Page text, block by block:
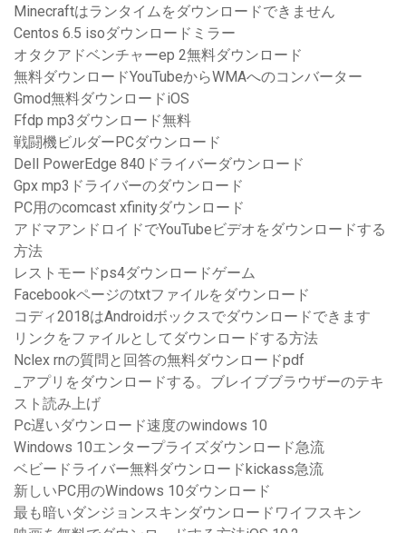
Minecraftはランタイムをダウンロードできません
Centos 6.5 isoダウンロードミラー
オタクアドベンチャーep 2無料ダウンロード
無料ダウンロードYouTubeからWMAへのコンバーター
Gmod無料ダウンロードiOS
Ffdp mp3ダウンロード無料
戦闘機ビルダーPCダウンロード
Dell PowerEdge 840ドライバーダウンロード
Gpx mp3ドライバーのダウンロード
PC用のcomcast xfinityダウンロード
アドマアンドロイドでYouTubeビデオをダウンロードする
方法
レストモードps4ダウンロードゲーム
Facebookページのtxtファイルをダウンロード
コディ2018はAndroidボックスでダウンロードできます
リンクをファイルとしてダウンロードする方法
Nclex rnの質問と回答の無料ダウンロードpdf
_アプリをダウンロードする。ブレイブブラウザーのテキ
スト読み上げ
Pc遅いダウンロード速度のwindows 10
Windows 10エンタープライズダウンロード急流
ベビードライバー無料ダウンロードkickass急流
新しいPC用のWindows 10ダウンロード
最も暗いダンジョンスキンダウンロードワイフスキン